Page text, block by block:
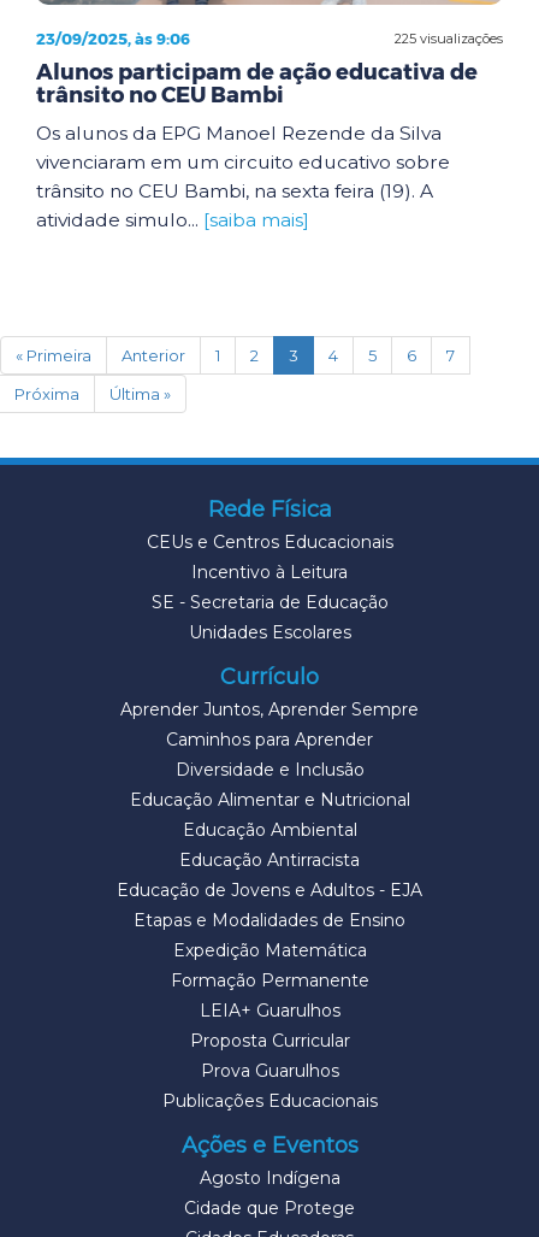
225 visualizações
23/09/2025, às 9:06
Alunos participam de ação educativa de
trânsito no CEU Bambi
Os alunos da EPG Manoel Rezende da Silva
vivenciaram em um circuito educativo sobre
trânsito no CEU Bambi, na sexta feira (19). A
atividade simulo... [saiba mais]
« Primeira Anterior 1 2 3 (current)
4 5 6
7
Próxima
Última »
Rede Física
CEUs e Centros Educacionais
Incentivo à Leitura
SE - Secretaria de Educação
Unidades Escolares
Currículo
Aprender Juntos, Aprender Sempre
Caminhos para Aprender
Diversidade e Inclusão
Educação Alimentar e Nutricional
Educação Ambiental
Educação Antirracista
Educação de Jovens e Adultos - EJA
Etapas e Modalidades de Ensino
Expedição Matemática
Formação Permanente
LEIA+ Guarulhos
Proposta Curricular
Prova Guarulhos
Publicações Educacionais
Ações e Eventos
Agosto Indígena
Cidade que Protege